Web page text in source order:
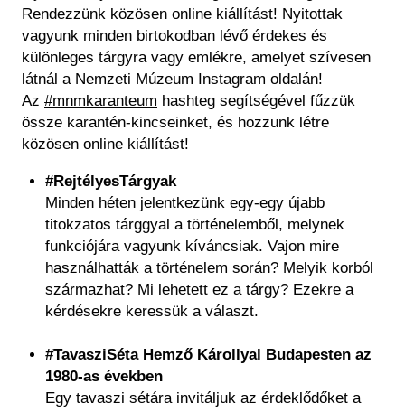
Rendezzünk közösen online kiállítást! Nyitottak
vagyunk minden birtokodban lévő érdekes és
különleges tárgyra vagy emlékre, amelyet szívesen
látnál a Nemzeti Múzeum Instagram oldalán!
Az #mnmkaranteum ​ hashteg segítségével fűzzük
össze karantén-kincseinket, és hozzunk létre
közösen online kiállítást!
#RejtélyesTárgyak
Minden héten jelentkezünk egy-egy újabb
titokzatos tárggyal a történelemből, melynek
funkciójára vagyunk kíváncsiak. Vajon mire
használhatták a történelem során? Melyik korból
származhat? Mi lehetett ez a tárgy? Ezekre a
kérdésekre keressük a választ.
#TavasziSéta Hemző Károllyal Budapesten az
1980-as években
Egy tavaszi sétára invitáljuk az érdeklődőket a